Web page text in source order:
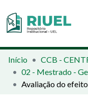
Orientações e Normas
Comunidades e
Início